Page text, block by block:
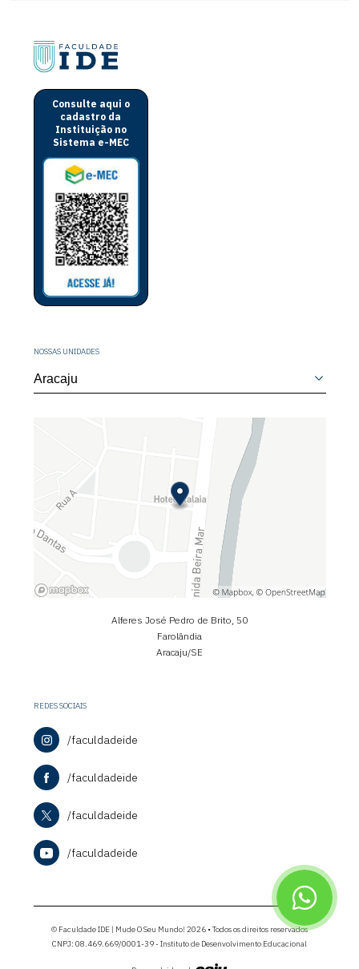
Consulte aqui o
cadastro da
Instituição no
Sistema e-MEC
NOSSAS UNIDADES
Alferes José Pedro de Brito, 50
Farolândia
Aracaju/SE
REDES SOCIAIS
/faculdadeide
/faculdadeide
/faculdadeide
/faculdadeide
© Faculdade IDE | Mude O Seu Mundo! 2026 • Todos os direitos reservados
CNPJ: 08.469.669/0001-39 - Instituto de Desenvolvimento Educacional